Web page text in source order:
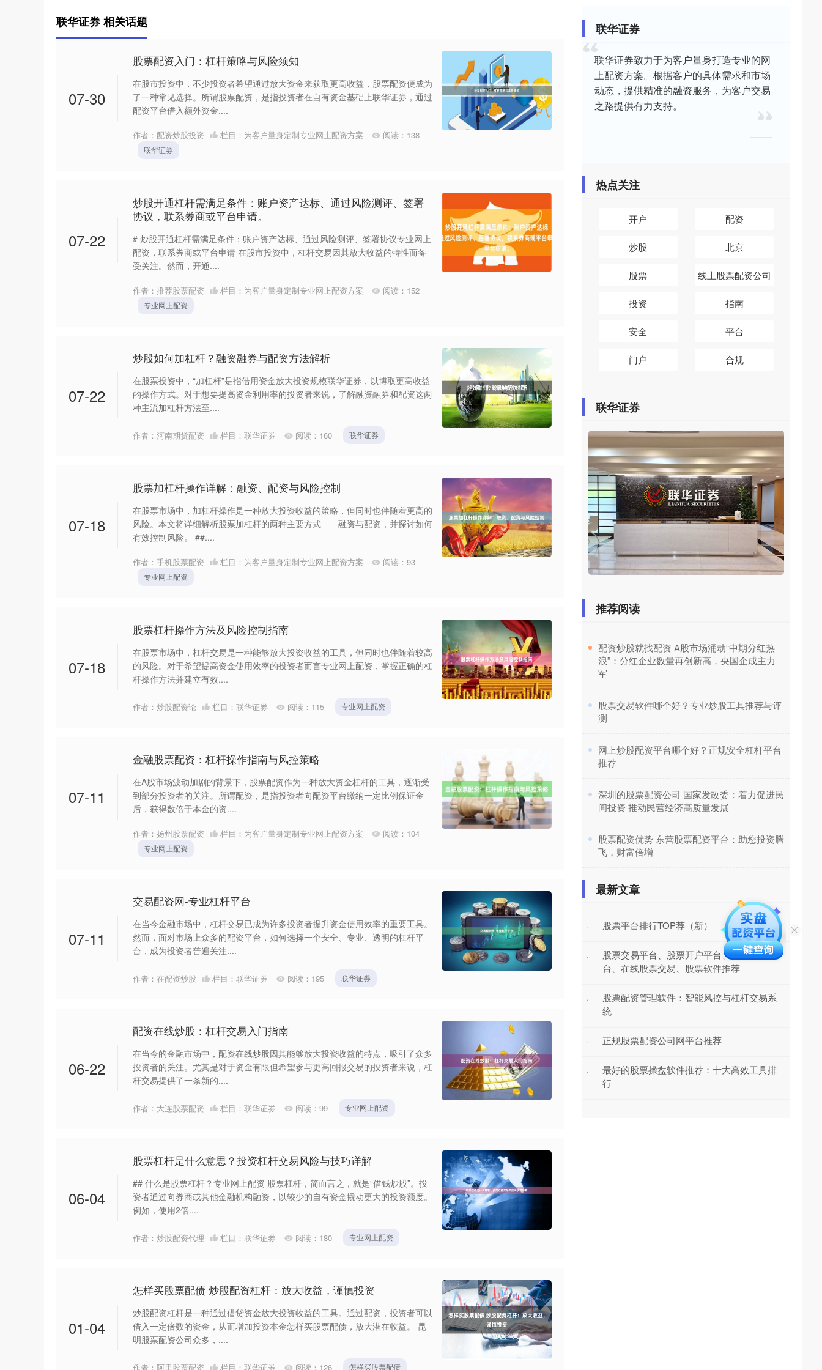
联华证券 相关话题
07-30
股票配资入门：杠杆策略与风险须知
在股市投资中，不少投资者希望通过放大资金来获取更高收益，股票配资便成为
了一种常见选择。所谓股票配资，是指投资者在自有资金基础上联华证券，通过
配资平台借入额外资金....
作者：配资炒股投资 栏目： 为客户量身定制专业网上配资方案 阅读： 138
联华证券
07-22
炒股开通杠杆需满足条件：账户资产达标、通过风险测评、签署
协议，联系券商或平台申请。
# 炒股开通杠杆需满足条件：账户资产达标、通过风险测评、签署协议专业网上
配资，联系券商或平台申请 在股市投资中，杠杆交易因其放大收益的特性而备
受关注。然而，开通....
作者：推荐股票配资 栏目： 为客户量身定制专业网上配资方案 阅读： 152
专业网上配资
07-22
炒股如何加杠杆？融资融券与配资方法解析
在股票投资中，“加杠杆”是指借用资金放大投资规模联华证券，以博取更高收益
的操作方式。对于想要提高资金利用率的投资者来说，了解融资融券和配资这两
种主流加杠杆方法至....
作者：河南期货配资 栏目： 联华证券 阅读： 160 联华证券
07-18
股票加杠杆操作详解：融资、配资与风险控制
在股票市场中，加杠杆操作是一种放大投资收益的策略，但同时也伴随着更高的
风险。本文将详细解析股票加杠杆的两种主要方式——融资与配资，并探讨如何
有效控制风险。 ##....
作者：手机股票配资 栏目： 为客户量身定制专业网上配资方案 阅读： 93
专业网上配资
07-18
股票杠杆操作方法及风险控制指南
在股票市场中，杠杆交易是一种能够放大投资收益的工具，但同时也伴随着较高
的风险。对于希望提高资金使用效率的投资者而言专业网上配资，掌握正确的杠
杆操作方法并建立有效....
作者：炒股配资论 栏目： 联华证券 阅读： 115 专业网上配资
07-11
金融股票配资：杠杆操作指南与风控策略
在A股市场波动加剧的背景下，股票配资作为一种放大资金杠杆的工具，逐渐受
到部分投资者的关注。所谓配资，是指投资者向配资平台缴纳一定比例保证金
后，获得数倍于本金的资....
作者：扬州股票配资 栏目： 为客户量身定制专业网上配资方案 阅读： 104
专业网上配资
07-11
交易配资网-专业杠杆平台
在当今金融市场中，杠杆交易已成为许多投资者提升资金使用效率的重要工具。
然而，面对市场上众多的配资平台，如何选择一个安全、专业、透明的杠杆平
台，成为投资者普遍关注....
作者：在配资炒股 栏目： 联华证券 阅读： 195 联华证券
06-22
配资在线炒股：杠杆交易入门指南
在当今的金融市场中，配资在线炒股因其能够放大投资收益的特点，吸引了众多
投资者的关注。尤其是对于资金有限但希望参与更高回报交易的投资者来说，杠
杆交易提供了一条新的....
作者：大连股票配资 栏目： 联华证券 阅读： 99 专业网上配资
06-04
股票杠杆是什么意思？投资杠杆交易风险与技巧详解
## 什么是股票杠杆？专业网上配资 股票杠杆，简而言之，就是“借钱炒股”。投
资者通过向券商或其他金融机构融资，以较少的自有资金撬动更大的投资额度。
例如，使用2倍....
作者：炒股配资代理 栏目： 联华证券 阅读： 180 专业网上配资
01-04
怎样买股票配债 炒股配资杠杆：放大收益，谨慎投资
炒股配资杠杆是一种通过借贷资金放大投资收益的工具。通过配资，投资者可以
借入一定倍数的资金，从而增加投资本金怎样买股票配债，放大潜在收益。 昆
明股票配资公司众多，....
作者：阿里股票配资 栏目： 联华证券 阅读： 126 怎样买股票配债
联华证券
联华证券致力于为客户量身打造专业的网
上配资方案。根据客户的具体需求和市场
动态，提供精准的融资服务，为客户交易
之路提供有力支持。
热点关注
开户 配资
炒股 北京
股票 线上股票配资公司
投资 指南
安全 平台
门户 合规
联华证券
推荐阅读
​配资炒股就找配资 A股市场涌动“中期分红热
浪”：分红企业数量再创新高，央国企成主力
军
​股票交易软件哪个好？专业炒股工具推荐与评
测
​网上炒股配资平台哪个好？正规安全杠杆平台
推荐
​深圳的股票配资公司 国家发改委：着力促进民
间投资 推动民营经济高质量发展
​股票配资优势 东营股票配资平台：助您投资腾
飞，财富倍增
最新文章
· 股票平台排行TOP荐（新）
·
股票交易平台、股票开户平台、股票投资平
台、在线股票交易、股票软件推荐
·
股票配资管理软件：智能风控与杠杆交易系
统
· 正规股票配资公司网平台推荐
·
最好的股票操盘软件推荐：十大高效工具排
行